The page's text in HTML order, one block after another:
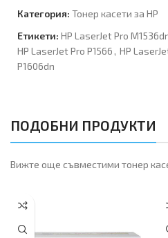
Категория: Тонер касети за HP
Етикети: HP LaserJet Pro
HP LaserJet Pro P1566 , HP
P1606dn
ПОДОБНИ ПРОДУКТИ
Вижте още съвместими тонер